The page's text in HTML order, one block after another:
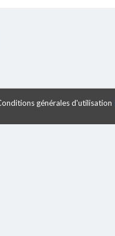
générales d'utilisation